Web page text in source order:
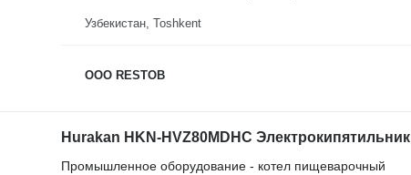
Узбекистан, Тоshkent
OOO RESTOB
Hurakan HKN-HVZ80MDHC Электрокипятильник
Промышленное оборудование - котел пищеварочный